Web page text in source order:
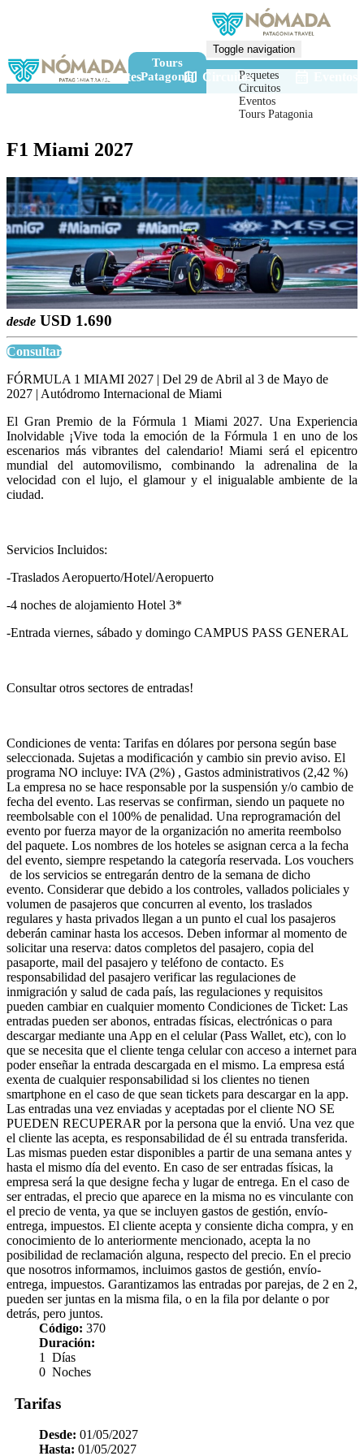
Tours
Patagonia
Toggle navigation
Paquetes
Circuitos
Eventos
Tours Patagonia
luggagePaquetes map Circuitos
F1 Miami 2027
desde USD 1.690
Consultar
FÓRMULA 1 MIAMI 2027 | Del 29 de Abril al 3 de Mayo de
2027 | Autódromo Internacional de Miami
El Gran Premio de la Fórmula 1 Miami 2027. Una Experiencia
Inolvidable ¡Vive toda la emoción de la Fórmula 1 en uno de los
escenarios más vibrantes del calendario! Miami será el epicentro
mundial del automovilismo, combinando la adrenalina de la
velocidad con el lujo, el glamour y el inigualable ambiente de la
ciudad.
Servicios Incluidos:
-Traslados Aeropuerto/Hotel/Aeropuerto
-4 noches de alojamiento Hotel 3*
-Entrada viernes, sábado y domingo CAMPUS PASS GENERAL
Consultar otros sectores de entradas!
Condiciones de venta: Tarifas en dólares por persona según base
seleccionada. Sujetas a modificación y cambio sin previo aviso. El
programa NO incluye: IVA (2%) , Gastos administrativos (2,42 %)
La empresa no se hace responsable por la suspensión y/o cambio de
fecha del evento. Las reservas se confirman, siendo un paquete no
reembolsable con el 100% de penalidad. Una reprogramación del
evento por fuerza mayor de la organización no amerita reembolso
del paquete. Los nombres de los hoteles se asignan cerca a la fecha
del evento, siempre respetando la categoría reservada. Los vouchers
de los servicios se entregarán dentro de la semana de dicho
evento. Considerar que debido a los controles, vallados policiales y
volumen de pasajeros que concurren al evento, los traslados
regulares y hasta privados llegan a un punto el cual los pasajeros
deberán caminar hasta los accesos. Deben informar al momento de
solicitar una reserva: datos completos del pasajero, copia del
pasaporte, mail del pasajero y teléfono de contacto. Es
responsabilidad del pasajero verificar las regulaciones de
inmigración y salud de cada país, las regulaciones y requisitos
pueden cambiar en cualquier momento Condiciones de Ticket: Las
entradas pueden ser abonos, entradas físicas, electrónicas o para
descargar mediante una App en el celular (Pass Wallet, etc), con lo
que se necesita que el cliente tenga celular con acceso a internet para
poder enseñar la entrada descargada en el mismo. La empresa está
exenta de cualquier responsabilidad si los clientes no tienen
smartphone en el caso de que sean tickets para descargar en la app.
Las entradas una vez enviadas y aceptadas por el cliente NO SE
PUEDEN RECUPERAR por la persona que la envió. Una vez que
el cliente las acepta, es responsabilidad de él su entrada transferida.
Las mismas pueden estar disponibles a partir de una semana antes y
hasta el mismo día del evento. En caso de ser entradas físicas, la
empresa será la que designe fecha y lugar de entrega. En el caso de
ser entradas, el precio que aparece en la misma no es vinculante con
el precio de venta, ya que se incluyen gastos de gestión, envío-
entrega, impuestos. El cliente acepta y consiente dicha compra, y en
conocimiento de lo anteriormente mencionado, acepta la no
posibilidad de reclamación alguna, respecto del precio. En el precio
que nosotros informamos, incluimos gastos de gestión, envío-
entrega, impuestos. Garantizamos las entradas por parejas, de 2 en 2,
pueden ser juntas en la misma fila, o en la fila por delante o por
detrás, pero juntos.
Código: 370
Duración:
1 Días
0 Noches
Tarifas
Desde: 01/05/2027
Hasta: 01/05/2027